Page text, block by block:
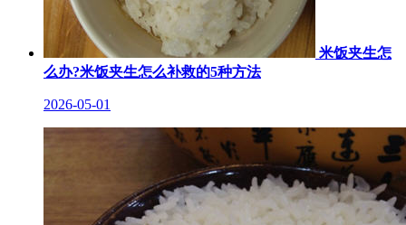
米饭夹生怎
么办?米饭夹生怎么补救的5种方法
2026-05-01